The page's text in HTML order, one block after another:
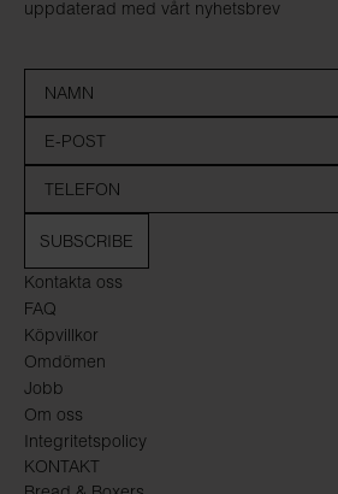
Kontakta oss
FAQ
Köpvillkor
Omdömen
Jobb
Om oss
Integritetspolicy
KONTAKT
uppdaterad med vårt nyhetsbrev
SUBSCRIBE